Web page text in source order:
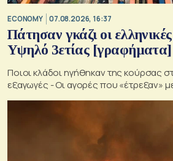
ECONOMY 07.08.2026, 16:37
Πάτησαν γκάζι οι
Υψηλό 3ετίας [γραφήματα]
Ποιοι κλάδοι ηγήθηκαν της κούρσας
εξαγωγές - Οι αγορές που «έτρεξαν»